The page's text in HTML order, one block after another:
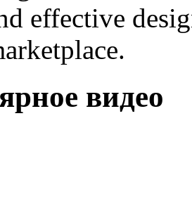
effective
видео